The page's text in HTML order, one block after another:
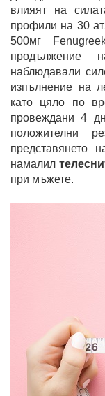
влияят на
профили на 30
500мг
продължение
наблюдавали
изпълнение на
като цяло по
провеждани 4
положителни
представянето
намалил
при мъжете.